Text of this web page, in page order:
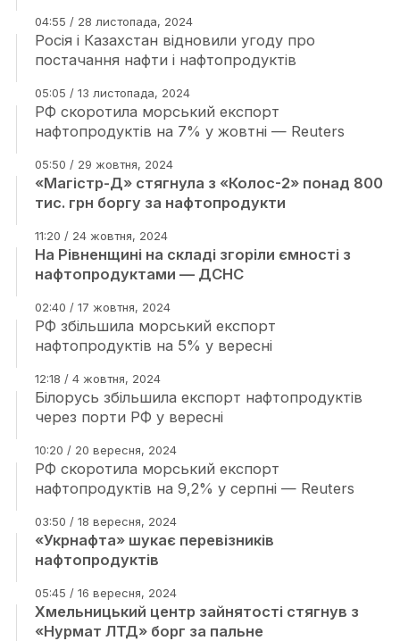
04:55 / 28 листопада, 2024
Росія і Казахстан відновили угоду про
постачання нафти і нафтопродуктів
05:05 / 13 листопада, 2024
РФ скоротила морський експорт
нафтопродуктів на 7% у жовтні — Reuters
05:50 / 29 жовтня, 2024
«Магістр-Д» стягнула з «Колос-2» понад 800
тис. грн боргу за нафтопродукти
11:20 / 24 жовтня, 2024
На Рівненщині на складі згоріли ємності з
нафтопродуктами — ДСНС
02:40 / 17 жовтня, 2024
РФ збільшила морський експорт
нафтопродуктів на 5% у вересні
12:18 / 4 жовтня, 2024
Білорусь збільшила експорт нафтопродуктів
через порти РФ у вересні
10:20 / 20 вересня, 2024
РФ скоротила морський експорт
нафтопродуктів на 9,2% у серпні — Reuters
03:50 / 18 вересня, 2024
«Укрнафта» шукає перевізників
нафтопродуктів
05:45 / 16 вересня, 2024
Хмельницький центр зайнятості стягнув з
«Нурмат ЛТД» борг за пальне